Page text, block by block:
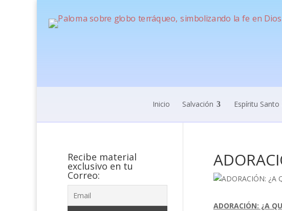
Inicio Salvación Espíritu Santo
ADORACIÓN: ¿A
Recibe material
exclusivo en tu
Correo: